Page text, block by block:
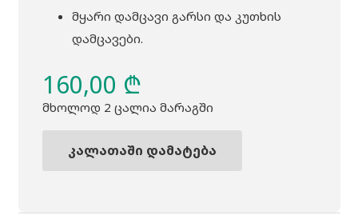
მყარი დამცავი გარსი და კუთხის
დამცავები.
160,00 ₾
მხოლოდ 2 ცალია მარაგში
რაოდენობა:
კალათაში დამატება